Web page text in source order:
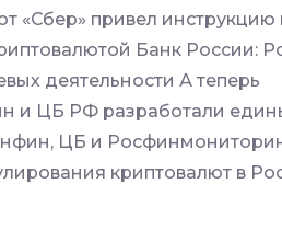
«Сбер» привел инструкцию
Банк России:
деятельности А теперь
и ЦБ РФ разработали
ЦБ и
криптовалют в